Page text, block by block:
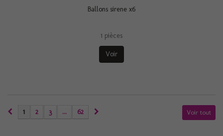
Ballons sirene x6
1 pièces
Voir
Voir tout
1 2 3 ... 62